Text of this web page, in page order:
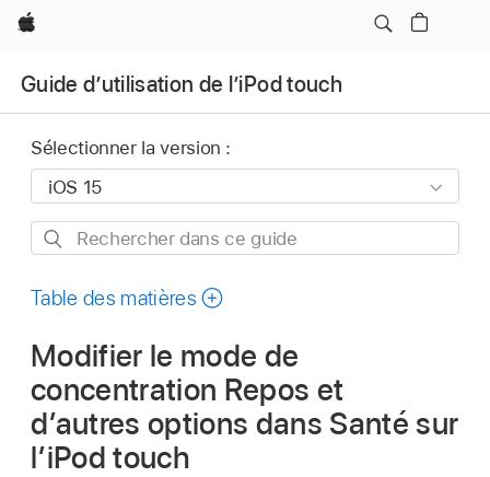
Apple
Guide d’utilisation de l’iPod touch
Sélectionner la version :
Rechercher
ce
Table des matières
Modifier le mode de
concentration Repos et
d’autres options dans Santé sur
l’iPod touch